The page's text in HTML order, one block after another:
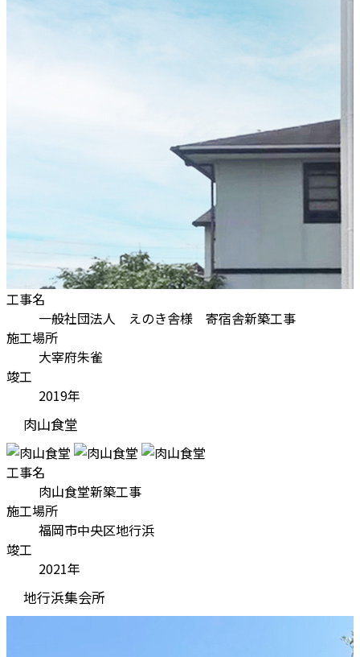
工事名
一般社団法人 えのき舎様 寄宿舎新築工事
施工場所
大宰府朱雀
竣工
2019年
肉山食堂
工事名
肉山食堂新築工事
施工場所
福岡市中央区地行浜
竣工
2021年
地行浜集会所